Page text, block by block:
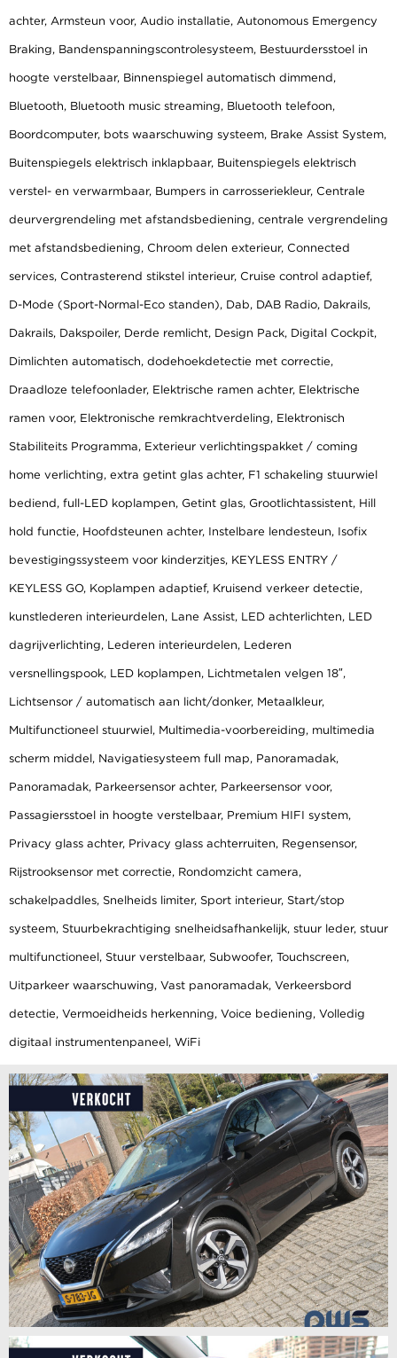
achter, Armsteun voor, Audio installatie, Autonomous Emergency
Braking, Bandenspanningscontrolesysteem, Bestuurdersstoel in
hoogte verstelbaar, Binnenspiegel automatisch dimmend,
Bluetooth, Bluetooth music streaming, Bluetooth telefoon,
Boordcomputer, bots waarschuwing systeem, Brake Assist System,
Buitenspiegels elektrisch inklapbaar, Buitenspiegels elektrisch
verstel- en verwarmbaar, Bumpers in carrosseriekleur, Centrale
deurvergrendeling met afstandsbediening, centrale vergrendeling
met afstandsbediening, Chroom delen exterieur, Connected
services, Contrasterend stikstel interieur, Cruise control adaptief,
D-Mode (Sport-Normal-Eco standen), Dab, DAB Radio, Dakrails,
Dakrails, Dakspoiler, Derde remlicht, Design Pack, Digital Cockpit,
Dimlichten automatisch, dodehoekdetectie met correctie,
Draadloze telefoonlader, Elektrische ramen achter, Elektrische
ramen voor, Elektronische remkrachtverdeling, Elektronisch
Stabiliteits Programma, Exterieur verlichtingspakket / coming
home verlichting, extra getint glas achter, F1 schakeling stuurwiel
bediend, full-LED koplampen, Getint glas, Grootlichtassistent, Hill
hold functie, Hoofdsteunen achter, Instelbare lendesteun, Isofix
bevestigingssysteem voor kinderzitjes, KEYLESS ENTRY /
KEYLESS GO, Koplampen adaptief, Kruisend verkeer detectie,
kunstlederen interieurdelen, Lane Assist, LED achterlichten, LED
dagrijverlichting, Lederen interieurdelen, Lederen
versnellingspook, LED koplampen, Lichtmetalen velgen 18″,
Lichtsensor / automatisch aan licht/donker, Metaalkleur,
Multifunctioneel stuurwiel, Multimedia-voorbereiding, multimedia
scherm middel, Navigatiesysteem full map, Panoramadak,
Panoramadak, Parkeersensor achter, Parkeersensor voor,
Passagiersstoel in hoogte verstelbaar, Premium HIFI system,
Privacy glass achter, Privacy glass achterruiten, Regensensor,
Rijstrooksensor met correctie, Rondomzicht camera,
schakelpaddles, Snelheids limiter, Sport interieur, Start/stop
systeem, Stuurbekrachtiging snelheidsafhankelijk, stuur leder, stuur
multifunctioneel, Stuur verstelbaar, Subwoofer, Touchscreen,
Uitparkeer waarschuwing, Vast panoramadak, Verkeersbord
detectie, Vermoeidheids herkenning, Voice bediening, Volledig
digitaal instrumentenpaneel, WiFi